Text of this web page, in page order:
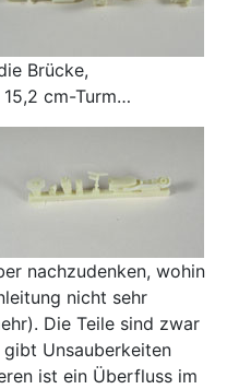
Brücke,
15,2 cm-Turm…
nachzudenken, wohin
nicht sehr
Die Teile sind zwar
Unsauberkeiten
ist ein Überfluss im